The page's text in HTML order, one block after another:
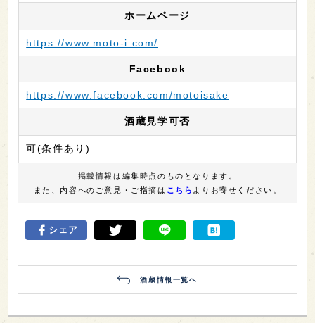
ホームページ
https://www.moto-i.com/
Facebook
https://www.facebook.com/motoisake
酒蔵見学可否
可(条件あり)
掲載情報は編集時点のものとなります。
また、内容へのご意見・ご指摘は こちら よりお寄せください。
シェア
酒蔵情報一覧へ